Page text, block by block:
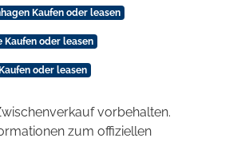
Kaufen oder leasen
Kaufen oder leasen
oder leasen
vorbehalten.
zum offiziellen